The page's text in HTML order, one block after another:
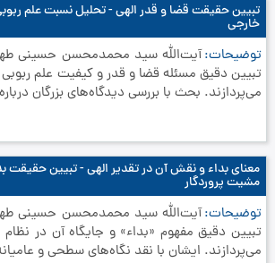
تبیین حقیقت قضا و قدر الهی - تحلیل نسبت علم
خارجی
توضیحات آیت‌الله سید محمدمحسن حسینی
تبیین دقیق مسئله قضا و قدر و کیفیت علم
می‌پردازند. بحث با بررسی دیدگاه‌های بزرگان
معنای بداء و نقش آن در تقدیر الهی - تبیین حقیقت
مشیت پروردگار
توضیحات آیت‌الله سید محمدمحسن حسینی
تبیین دقیق مفهوم «بداء» و جایگاه آن در
می‌پردازند. ایشان با نقد نگاه‌های سطحی و